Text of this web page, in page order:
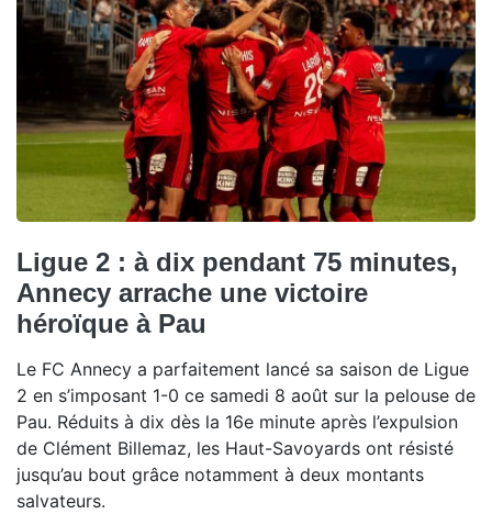
Ligue 2 : à dix pendant 75 minutes,
Annecy arrache une victoire
héroïque à Pau
Le FC Annecy a parfaitement lancé sa saison de Ligue
2 en s’imposant 1-0 ce samedi 8 août sur la pelouse de
Pau. Réduits à dix dès la 16e minute après l’expulsion
de Clément Billemaz, les Haut-Savoyards ont résisté
jusqu’au bout grâce notamment à deux montants
salvateurs.